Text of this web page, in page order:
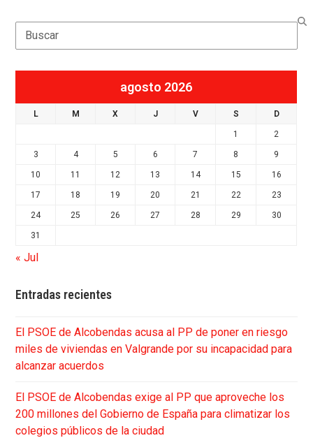
Search
agosto 2026
L M X J V S D
1 2
3 4 5 6 7 8 9
10 11 12 13 14 15 16
17 18 19 20 21 22 23
24 25 26 27 28 29 30
31
« Jul
Entradas recientes
El PSOE de Alcobendas acusa al PP de poner en riesgo
miles de viviendas en Valgrande por su incapacidad para
alcanzar acuerdos
El PSOE de Alcobendas exige al PP que aproveche los
200 millones del Gobierno de España para climatizar los
colegios públicos de la ciudad